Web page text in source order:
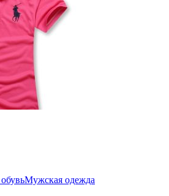
Мужская одежда